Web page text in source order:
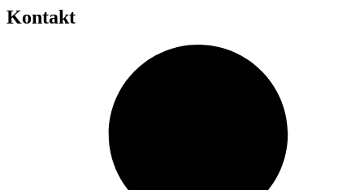
Kontakt